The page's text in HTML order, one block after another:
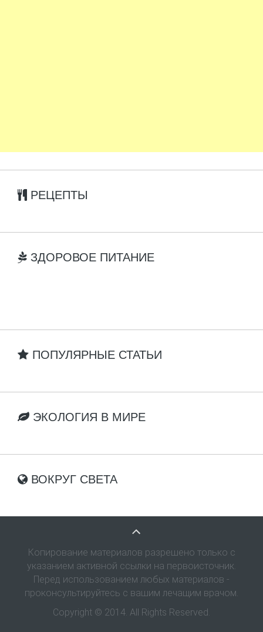
РЕЦЕПТЫ
ЗДОРОВОЕ ПИТАНИЕ
ПОПУЛЯРНЫЕ СТАТЬИ
ЭКОЛОГИЯ В МИРЕ
ВОКРУГ СВЕТА
Копирование материалов разрешено только с
указанием активной ссылки на первоисточник.
Перед использованием любых материалов -
проконсультируйтесь с вашим лечащим врачом.
Copyright © 2014. All Rights Reserved.